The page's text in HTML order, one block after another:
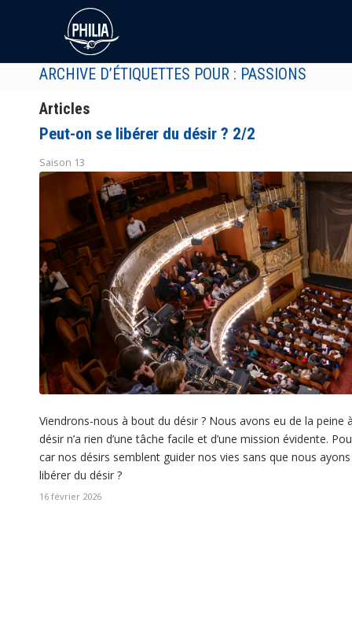
ARCHIVE D’ÉTIQUETTES POUR : PASSIONS
Articles
Peut-on se libérer du désir ? 2/2
Saison 13
Viendrons-nous à bout du désir ? Nous avons eu de la
désir n’a rien d’une tâche facile et d’une mission évidente.
car nos désirs semblent guider nos vies sans que nous
libérer du désir ?
16 février 2026